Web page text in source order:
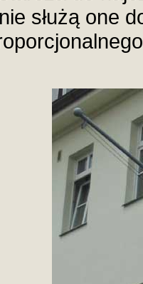
służą one